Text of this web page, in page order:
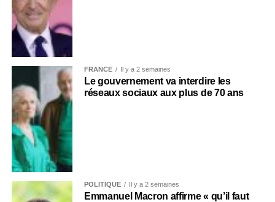
FRANCE Il y a 2 semaines
Le gouvernement va interdire les
réseaux sociaux aux plus de 70 ans
POLITIQUE Il y a 2 semaines
Emmanuel Macron affirme « qu’il faut